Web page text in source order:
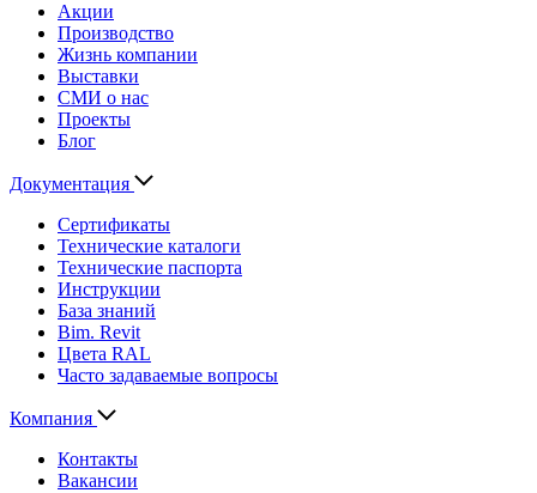
Акции
Производство
Жизнь компании
Выставки
СМИ о нас
Проекты
Блог
Документация
Сертификаты
Технические каталоги
Технические паспорта
Инструкции
База знаний
Bim. Revit
Цвета RAL
Часто задаваемые вопросы
Компания
Контакты
Вакансии